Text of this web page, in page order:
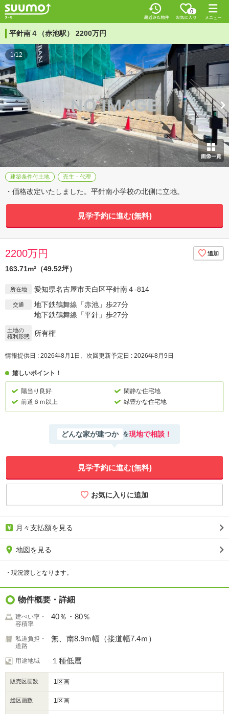
0
平針南４（赤池駅） 2200万円
1/12
建築条件付土地 売主・代理
・価格改定いたしました。平針南小学校の北側に立地。
見学予約に進む(無料)
2200万円
163.71m²（49.52坪）
所在地 愛知県名古屋市天白区平針南４-814
交通
地下鉄鶴舞線「赤池」歩27分
地下鉄鶴舞線「平針」歩27分
土地の
権利形態
所有権
情報提供日 : 2026年8月1日、次回更新予定日 : 2026年8月9日
嬉しいポイント！
陽当り良好
閑静な住宅地
前道６ｍ以上
緑豊かな住宅地
どんな家が建つか を現地で相談！
見学予約に進む(無料)
月々支払額を見る
地図を見る
・現況渡しとなります。
物件概要・詳細
建ぺい率・
容積率
40％・80％
私道負担・
道路
無、南8.9ｍ幅（接道幅7.4ｍ）
用途地域 １種低層
販売区画数 1区画
総区画数 1区画